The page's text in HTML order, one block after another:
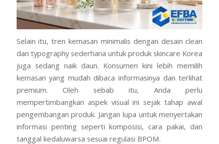
Selain itu, tren kemasan minimalis dengan desain clean
dan typography sederhana untuk produk skincare Korea
juga sedang naik daun. Konsumen kini lebih memilih
kemasan yang mudah dibaca informasinya dan terlihat
premium. Oleh sebab itu, Anda perlu
mempertimbangkan aspek visual ini sejak tahap awal
pengembangan produk. Jangan lupa untuk menyertakan
informasi penting seperti komposisi, cara pakai, dan
tanggal kedaluwarsa sesuai regulasi BPOM.